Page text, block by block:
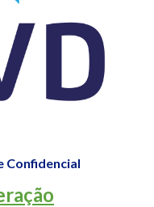
Confidencial